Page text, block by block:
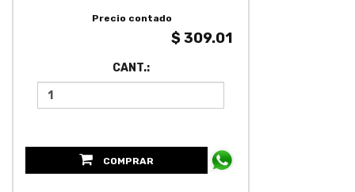
Precio contado
$ 309.01
CANT.:
COMPRAR